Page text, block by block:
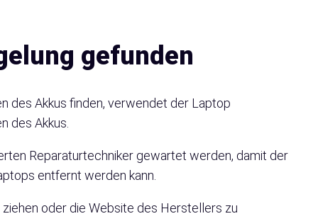
gefunden
des Akkus finden, verwendet der Laptop
des Akkus.
Reparaturtechniker gewartet werden, damit der
entfernt werden kann.
oder die Website des Herstellers zu